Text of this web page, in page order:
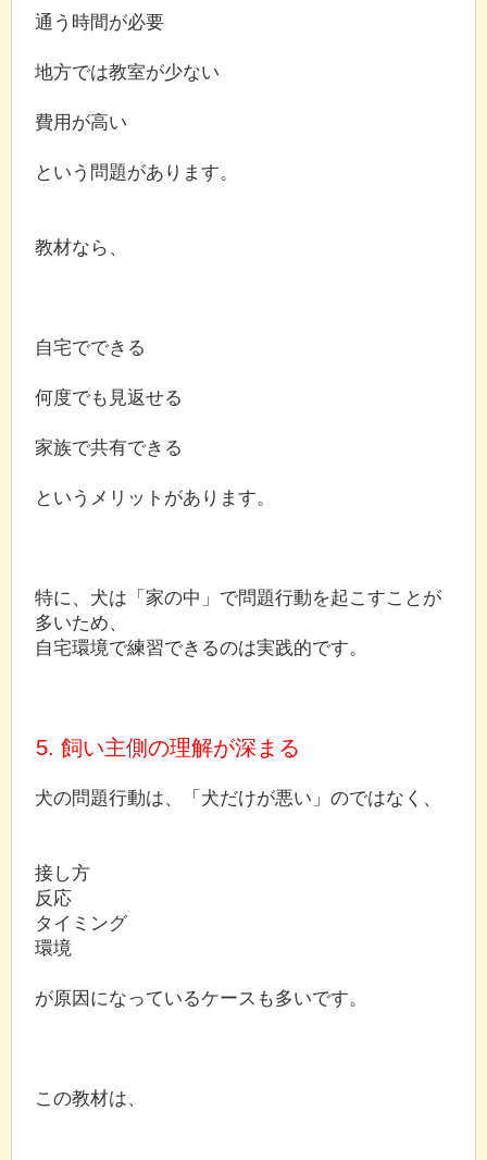
通う時間が必要
地方では教室が少ない
費用が高い
という問題があります。
教材なら、
自宅でできる
何度でも見返せる
家族で共有できる
というメリットがあります。
特に、犬は「家の中」で問題行動を起こすことが
多いため、
自宅環境で練習できるのは実践的です。
5. 飼い主側の理解が深まる
犬の問題行動は、「犬だけが悪い」のではなく、
接し方
反応
タイミング
環境
が原因になっているケースも多いです。
この教材は、